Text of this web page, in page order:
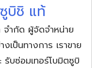
บิชิ แท้
จำกัด ผู้จัดจำหน่าย
เป็นทางการ เราขาย
รับซ่อมเทอร์โบมิตซูบิ